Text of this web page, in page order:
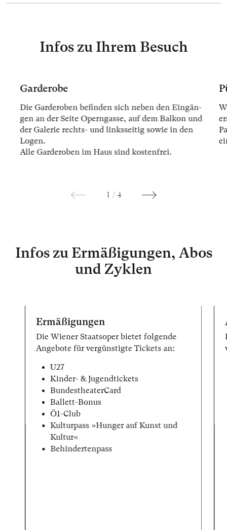
Infos zu Ihrem Besuch
Garderobe
Die Gar­der­oben be­fin­den sich ne­ben den Ein­gän­
gen an der Sei­te Opern­gas­se, auf dem Bal­kon und
der Ga­le­rie rechts- und links­sei­tig so­wie in den
Lo­gen.
Alle Gar­der­oben im Haus sind kos­ten­frei.
1 / 4
Infos zu Ermäßigungen, Abos
und Zyklen
Ermäßigungen
Die Wiener Staatsoper bietet folgende
Angebote für vergünstigte Tickets an:
U27
Kinder- & Jugendtickets
BundestheaterCard
Ballett-Bonus
Ö1-Club
Kulturpass »Hunger auf Kunst und
Kultur«
Behindertenpass